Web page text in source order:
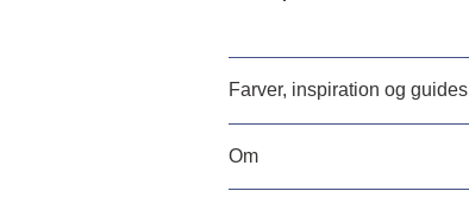
Farver, inspiration og guides
Om